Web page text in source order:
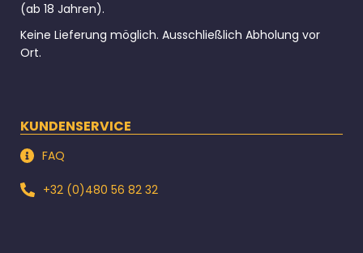
(ab 18 Jahren).
Keine Lieferung möglich. Ausschließlich Abholung vor
Ort.
KUNDENSERVICE
FAQ
+32 (0)480 56 82 32